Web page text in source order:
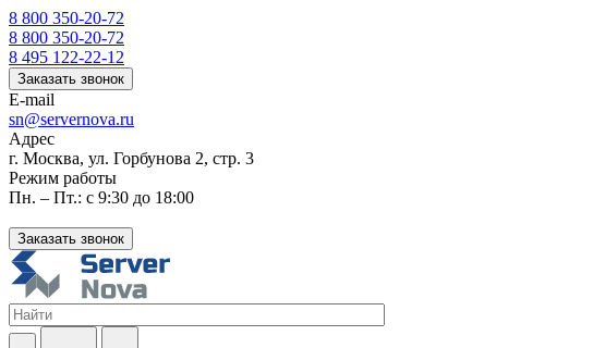
8 800 350-20-72
8 800 350-20-72
8 495 122-22-12
Заказать звонок
E-mail
sn@servernova.ru
Адрес
г. Москва, ул. Горбунова 2, стр. 3
Режим работы
Пн. – Пт.: с 9:30 до 18:00
Заказать звонок